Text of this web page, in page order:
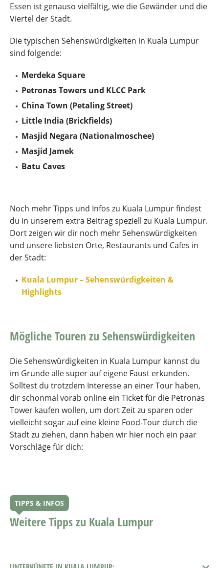
Essen ist genauso vielfältig, wie die Gewänder und die
Viertel der Stadt.
Die typischen Sehenswürdigkeiten in Kuala Lumpur
sind folgende:
Merdeka Square
Petronas Towers und KLCC Park
China Town (Petaling Street)
Little India (Brickfields)
Masjid Negara (Nationalmoschee)
Masjid Jamek
Batu Caves
Noch mehr Tipps und Infos zu Kuala Lumpur findest
du in unserem extra Beitrag speziell zu Kuala Lumpur.
Dort zeigen wir dir noch mehr Sehenswürdigkeiten
und unsere liebsten Orte, Restaurants und Cafes in
der Stadt:
Kuala Lumpur – Sehenswürdigkeiten &
Highlights
Mögliche Touren zu Sehenswürdigkeiten
Die Sehenswürdigkeiten in Kuala Lumpur kannst du
im Grunde alle super auf eigene Faust erkunden.
Solltest du trotzdem Interesse an einer Tour haben,
dir schonmal vorab online ein Ticket für die Petronas
Tower kaufen wollen, um dort Zeit zu sparen oder
vielleicht sogar auf eine kleine Food-Tour durch die
Stadt zu ziehen, dann haben wir hier noch ein paar
Vorschläge für dich:
TIPPS & INFOS
Weitere Tipps zu Kuala Lumpur